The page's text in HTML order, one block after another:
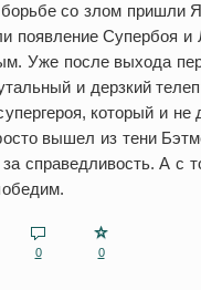
со злом пришли
появление Супербоя и
Уже после выхода
и дерзкий
который и не
вышел из тени
справедливость. А с
0 0